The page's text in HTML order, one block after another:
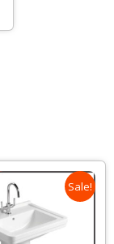
Sale!